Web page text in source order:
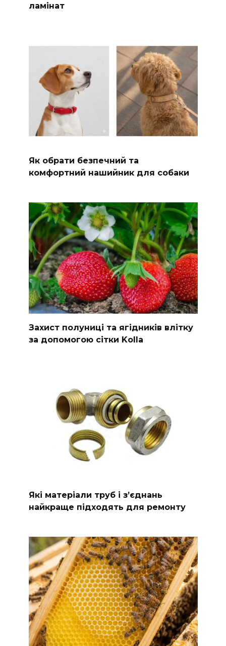
ламінат
Як обрати безпечний та
комфортний нашийник для собаки
Захист полуниці та ягідників влітку
за допомогою сітки Kolla
Які матеріали труб і з’єднань
найкраще підходять для ремонту